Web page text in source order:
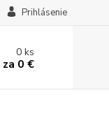
Prihlásenie
0ks
za 0 €